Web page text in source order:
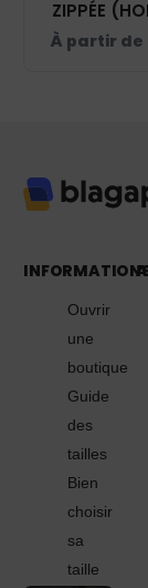
ZIPPÉE
CENTRE
KERAVEL
À partir de
Ouvrir
une
boutique
Guide
des
tailles
Bien
choisir
sa
taille